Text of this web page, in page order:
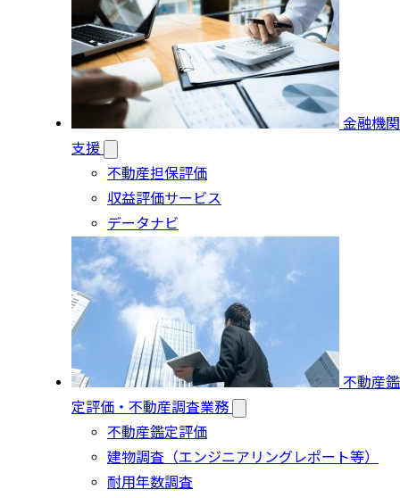
金融機関
支援
不動産担保評価
収益評価サービス
データナビ
不動産鑑
定評価・不動産調査業務
不動産鑑定評価
建物調査（エンジニアリングレポート等）
耐用年数調査